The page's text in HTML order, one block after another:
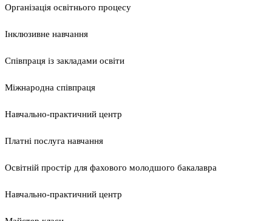
Організація освітнього процесу
Інклюзивне навчання
Співпраця із закладами освіти
Міжнародна співпраця
Навчально-практичний центр
Платні послуга навчання
Освітній простір для фахового молодшого бакалавра
Навчально-практичний центр